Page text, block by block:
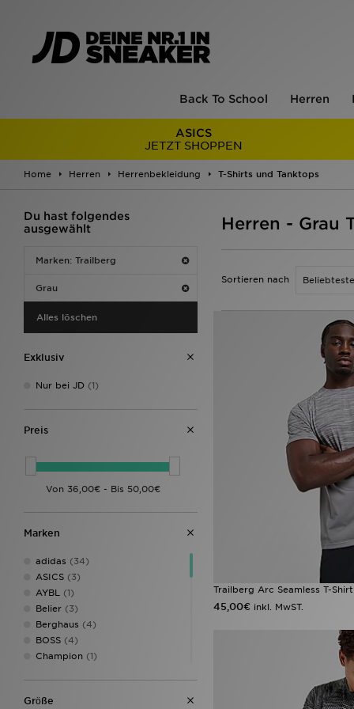
Back To School Herren
ASICS
JETZT SHOPPEN
Home Herren Herrenbekleidung T-Shirts und Tanktops
Du hast folgendes
ausgewählt
Marken: Trailberg
Grau
Alles löschen
Exklusiv
Nur bei JD (1)
Preis
Marken
adidas (34)
ASICS (3)
AYBL
(1)
Belier (3)
Berghaus (4)
BOSS (4)
Champion (1)
EA7 Emporio Armani
Grӧße
Herren - Grau
Sortieren nach
Trailberg Arc Seamless T-Shirt
45,00€ inkl. MwST.